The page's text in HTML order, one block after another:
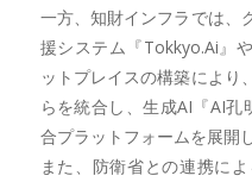
一方、知財インフラでは、
援システム『Tokkyo.Ai』
ットプレイスの構築により
らを統合し、生成AI『AI
合プラットフォームを展開
また、防衛省との連携に